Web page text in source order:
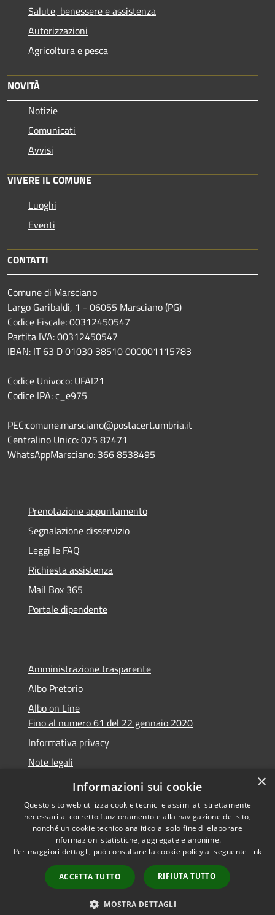
Salute, benessere e assistenza
Autorizzazioni
Agricoltura e pesca
NOVITÀ
Notizie
Comunicati
Avvisi
VIVERE IL COMUNE
Luoghi
Eventi
CONTATTI
Comune di Marsciano
Largo Garibaldi, 1 - 06055 Marsciano (PG)
Codice Fiscale: 00312450547
Partita IVA: 00312450547
IBAN: IT 63 D 01030 38510 000001115783
Codice Univoco: UFAI21
Codice IPA: c_e975
PEC:comune.marsciano@postacert.umbria.it
Centralino Unico: 075 87471
WhatsAppMarsciano: 366 8538495
Prenotazione appuntamento
Segnalazione disservizio
Leggi le FAQ
Richiesta assistenza
Mail Box 365
Portale dipendente
Amministrazione trasparente
Albo Pretorio
Albo on Line
Fino al numero 61 del 22 gennaio 2020
Informativa privacy
Note legali
Dichiarazione di accessibilità
Accessibilità
Copyright © 2026 • Comune di
Marsciano • Powered by
Municipium•
Accesso
redazione
×
Informazioni sui cookie
Questo sito web utilizza cookie tecnici e assimilati strettamente
necessari al corretto funzionamento e alla navigazione del sito,
nonché un cookie tecnico analitico al solo fine di elaborare
informazioni statistiche, aggregate e anonime.
Per maggiori dettagli, può consultare la cookie policy al seguente link
ACCETTA TUTTO RIFIUTA TUTTO
MOSTRA DETTAGLI